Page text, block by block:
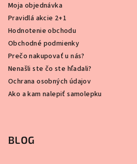
Moja objednávka
Pravidlá akcie 2+1
Hodnotenie obchodu
Obchodné podmienky
Prečo nakupovať u nás?
Nenašli ste čo ste hľadali?
Ochrana osobných údajov
Ako a kam nalepiť samolepku
BLOG